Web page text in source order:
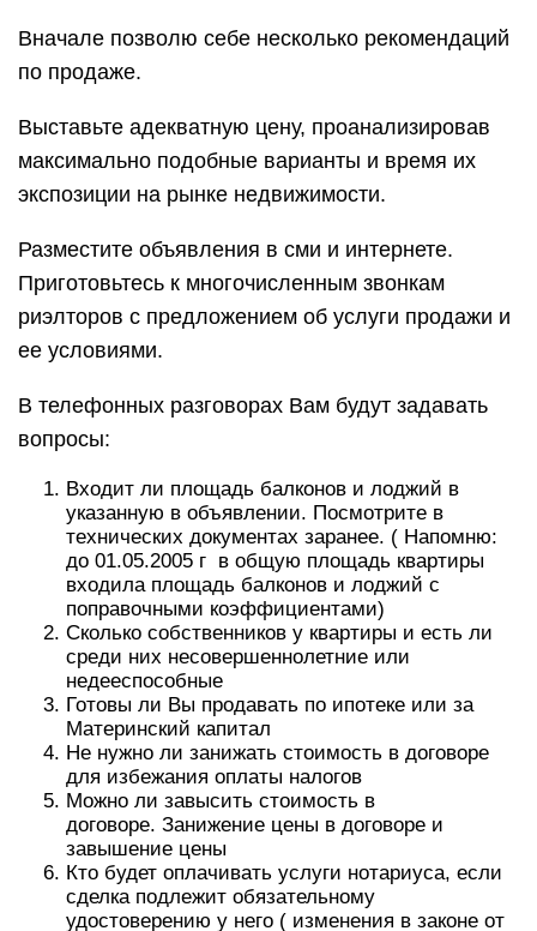
Вначале позволю себе несколько рекомендаций
по продаже.
Выставьте адекватную цену, проанализировав
максимально подобные варианты и время их
экспозиции на рынке недвижимости.
Разместите объявления в сми и интернете.
Приготовьтесь к многочисленным звонкам
риэлторов с предложением об услуги продажи и
ее условиями.
В телефонных разговорах Вам будут задавать
вопросы:
Входит ли площадь балконов и лоджий в
указанную в объявлении. Посмотрите в
технических документах заранее. ( Напомню:
до 01.05.2005 г в общую площадь квартиры
входила площадь балконов и лоджий с
поправочными коэффициентами)
Сколько собственников у квартиры и есть ли
среди них несовершеннолетние или
недееспособные
Готовы ли Вы продавать по ипотеке или за
Материнский капитал
Не нужно ли занижать стоимость в договоре
для избежания оплаты налогов
Можно ли завысить стоимость в
договоре. Занижение цены в договоре и
завышение цены
Кто будет оплачивать услуги нотариуса, если
сделка подлежит обязательному
удостоверению у него ( изменения в законе от